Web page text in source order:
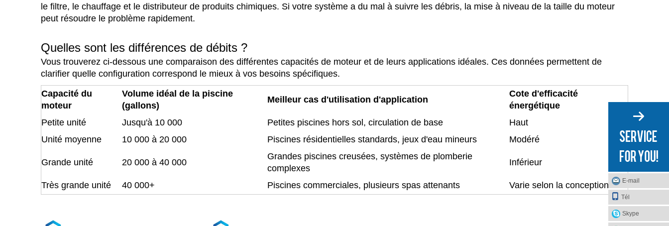
le filtre, le chauffage et le distributeur de produits chimiques. Si votre système a du mal à suivre les débris, la mise à niveau de la taille du moteur
peut résoudre le problème rapidement.
Quelles sont les différences de débits ?
Vous trouverez ci-dessous une comparaison des différentes capacités de moteur et de leurs applications idéales. Ces données permettent de
clarifier quelle configuration correspond le mieux à vos besoins spécifiques.
Capacité du
moteur
Volume idéal de la piscine
(gallons)
Meilleur cas d'utilisation d'application
Cote d'efficacité
énergétique
Petite unité
Jusqu'à 10 000 Petites piscines hors sol, circulation de base
Haut
Unité moyenne
10 000 à 20 000 Piscines résidentielles standards, jeux d'eau mineurs Modéré
Grande unité 20 000 à 40 000
Grandes piscines creusées, systèmes de plomberie
complexes
Inférieur
Très grande unité 40 000+ Piscines commerciales, plusieurs spas attenants Varie selon la conception E-mail
Tél
Skype